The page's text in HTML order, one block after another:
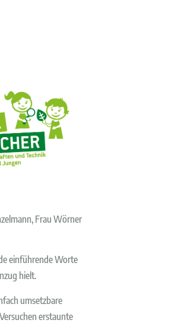
Frau Wörner
einführende Worte
hielt.
umsetzbare
erstaunte